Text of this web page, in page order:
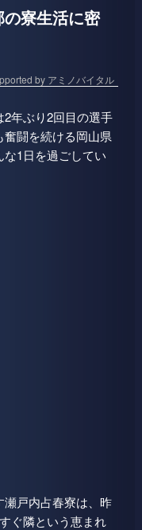
寮生活に密
by アミノバイタル
年ぶり2回目の選手
闘を続ける岡山県
1日を過ごしてい
戸内占春寮は、昨
ぐ隣という恵まれ